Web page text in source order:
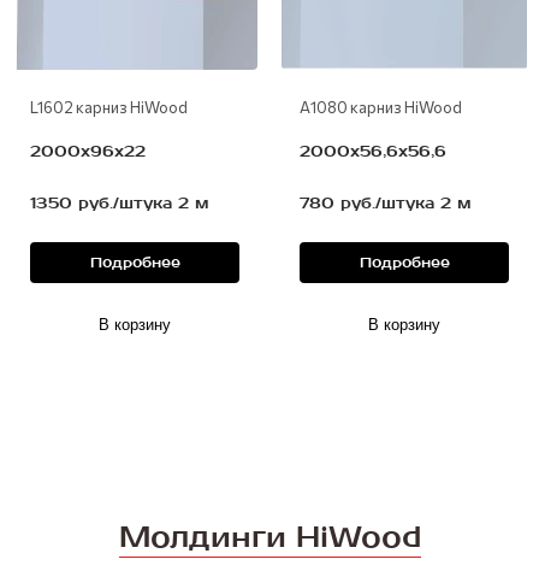
L1602 карниз HiWood
2000х96х22
1350 руб./штука 2 м
Подробнее
В корзину
A1080 карниз HiWood
2000х56,6х56,6
780 руб./штука 2 м
Подробнее
В корзину
Молдинги HiWood